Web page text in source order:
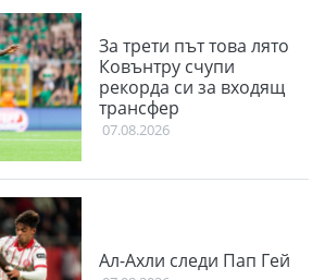
За трети път това лято
Ковънтру счупи
рекорда си за входящ
трансфер
07.08.2026
Ал-Ахли следи Пап Гей